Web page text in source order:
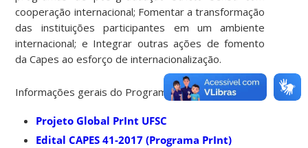
cooperação internacional; Fomentar a transformação
das instituições participantes em um ambiente
internacional; e Integrar outras ações de fomento
da Capes ao esforço de internacionalização.
Informações gerais do Programa CAPES/PrInt UFSC:
Projeto Global PrInt UFSC
Edital CAPES 41-2017 (Programa PrInt)